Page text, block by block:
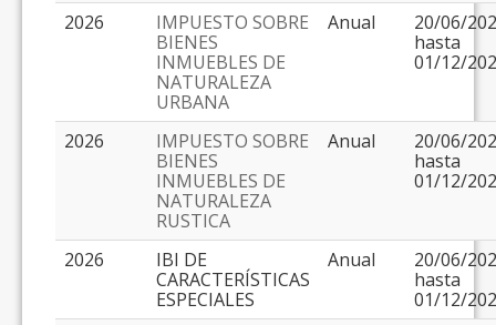
2026
IMPUESTO SOBRE
BIENES
INMUEBLES DE
NATURALEZA
URBANA
Anual
20/06/
hasta
01/12/
2026
IMPUESTO SOBRE
BIENES
INMUEBLES DE
NATURALEZA
RUSTICA
Anual
20/06/
hasta
01/12/
2026
IBI DE
CARACTERÍSTICAS
ESPECIALES
Anual
20/06/
hasta
01/12/